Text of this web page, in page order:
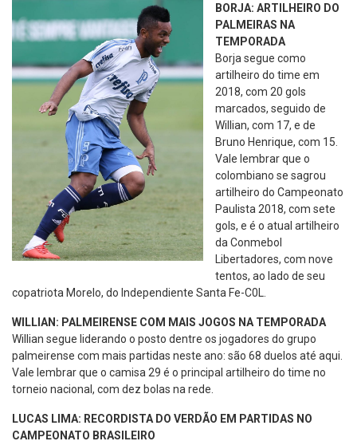
BORJA: ARTILHEIRO DO
PALMEIRAS NA
TEMPORADA
Borja segue como
artilheiro do time em
2018, com 20 gols
marcados, seguido de
Willian, com 17, e de
Bruno Henrique, com 15.
Vale lembrar que o
colombiano se sagrou
artilheiro do Campeonato
Paulista 2018, com sete
gols, e é o atual artilheiro
da Conmebol
Libertadores, com nove
tentos, ao lado de seu
copatriota Morelo, do Independiente Santa Fe-C0L.
WILLIAN: PALMEIRENSE COM MAIS JOGOS NA TEMPORADA
Willian segue liderando o posto dentre os jogadores do grupo
palmeirense com mais partidas neste ano: são 68 duelos até aqui.
Vale lembrar que o camisa 29 é o principal artilheiro do time no
torneio nacional, com dez bolas na rede.
LUCAS LIMA: RECORDISTA DO VERDÃO EM PARTIDAS NO
CAMPEONATO BRASILEIRO